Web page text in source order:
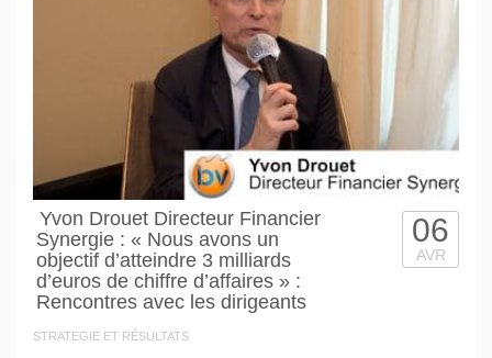
Yvon Drouet Directeur Financier
Synergie : « Nous avons un
objectif d’atteindre 3 milliards
d’euros de chiffre d’affaires » :
Rencontres avec les dirigeants
STRATEGIE ET RÉSULTATS
06
AVR